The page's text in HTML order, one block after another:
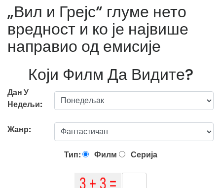
„Вил и Грејс“ глуме нето
вредност и ко је највише
направио од емисије
Који Филм Да Видите?
Дан У
Недељи:
Жанр:
Тип: Филм Серија